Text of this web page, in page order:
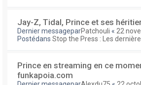
Jay-Z, Tidal, Prince et ses
Dernier messageparPatchouli « 22
Postédans Stop the Press : Les
Prince en streaming en ce
funkapoia.com